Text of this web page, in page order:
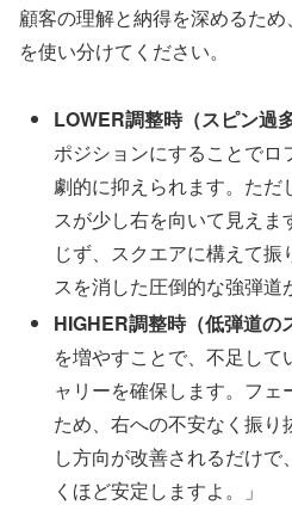
顧客の理解と納得を深めるた
を使い分けてください。
LOWER調整時（スピン過
ポジションにすることでロ
劇的に抑えられます。ただ
スが少し右を向いて見えま
じず、スクエアに構えて振
スを消した圧倒的な強弾道
HIGHER調整時（低弾道の
を増やすことで、不足して
ャリーを確保します。フェ
ため、右への不安なく振り
し方向が改善されるだけ
くほど安定しますよ。」